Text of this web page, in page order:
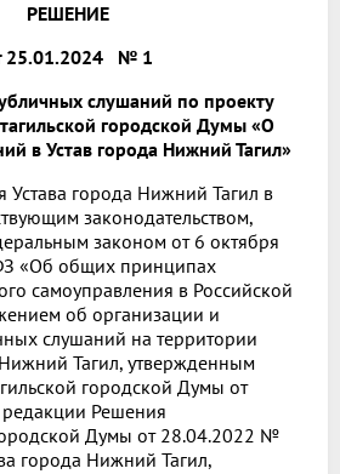
РЕШЕНИЕ
25.01.2024 № 1
слушаний по проекту
городской Думы «О
в Устав города Нижний Тагил»
Устава города Нижний Тагил в
законодательством,
законом от 6 октября
«Об общих принципах
самоуправления в Российской
об организации и
слушаний на территории
Тагил, утвержденным
городской Думы от
Решения
Думы от 28.04.2022 №
города Нижний Тагил,